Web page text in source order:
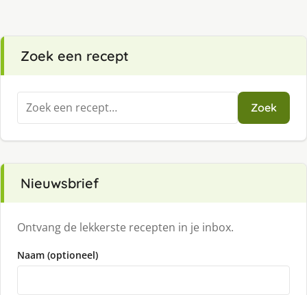
Zoek een recept
Zoeken
naar:
Zoek
Nieuwsbrief
Ontvang de lekkerste recepten in je inbox.
Naam (optioneel)